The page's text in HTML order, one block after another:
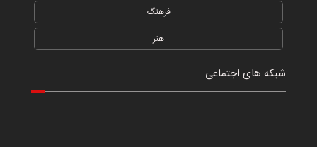
فرهنگ
هنر
شبکه های اجتماعی